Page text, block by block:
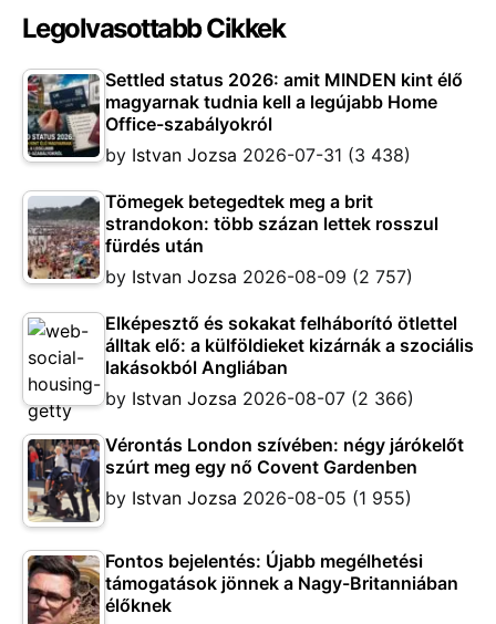
Legolvasottabb Cikkek
Settled status 2026: amit MINDEN kint élő
magyarnak tudnia kell a legújabb Home
Office-szabályokról
by Istvan Jozsa 2026-07-31 (3 438)
Tömegek betegedtek meg a brit
strandokon: több százan lettek rosszul
fürdés után
by Istvan Jozsa 2026-08-09 (2 757)
Elképesztő és sokakat felháborító ötlettel
álltak elő: a külföldieket kizárnák a szociális
lakásokból Angliában
by Istvan Jozsa 2026-08-07 (2 366)
Vérontás London szívében: négy járókelőt
szúrt meg egy nő Covent Gardenben
by Istvan Jozsa 2026-08-05 (1 955)
Fontos bejelentés: Újabb megélhetési
támogatások jönnek a Nagy-Britanniában
élőknek